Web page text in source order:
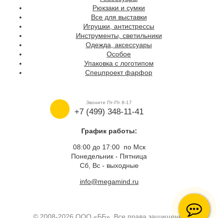
Рюкзаки и сумки
Все для выставки
Игрушки, антистрессы
Инструменты, светильники
Одежда, аксессуары
Особое
Упаковка с логотипом
Спецпроект фарфор
Звоните Пт-Пт 8-17
+7 (499) 348-11-41
График работы:
08:00 до 17:00 по Мск
Понедельник - Пятница
Сб, Вс - выходные
info@megamind.ru